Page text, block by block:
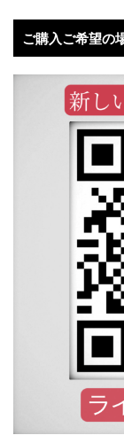
ご購入ご希望の